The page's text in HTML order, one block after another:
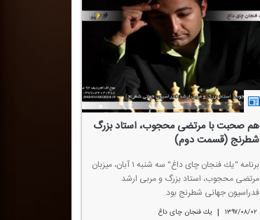
هم صحبت با مرتضی محجوب، استاد بزرگ
شطرنج (قسمت دوم)
برنامه "یك فنجان چای داغ" سه شنبه ۱ آبان، میزبان
مرتضی محجوب، استاد بزرگ و مربی ارشد
فدراسیون جهانی شطرنج بود.
۱۳۹۷/۰۸/۰۲ | یك فنجان چای داغ